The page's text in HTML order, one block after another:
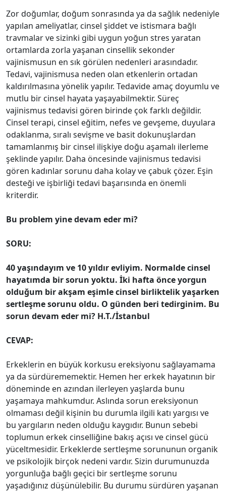
Zor doğumlar, doğum sonrasında ya da sağlık nedeniyle
yapılan ameliyatlar, cinsel şiddet ve istismara bağlı
travmalar ve sizinki gibi uygun yoğun stres yaratan
ortamlarda zorla yaşanan cinsellik sekonder
vajinismusun en sık görülen nedenleri arasındadır.
Tedavi, vajinismusa neden olan etkenlerin ortadan
kaldırılmasına yönelik yapılır. Tedavide amaç doyumlu ve
mutlu bir cinsel hayata yaşayabilmektir. Süreç
vajinismus tedavisi gören birinde çok farklı değildir.
Cinsel terapi, cinsel eğitim, nefes ve gevşeme, duyulara
odaklanma, sıralı sevişme ve basit dokunuşlardan
tamamlanmış bir cinsel ilişkiye doğu aşamalı ilerleme
şeklinde yapılır. Daha öncesinde vajinismus tedavisi
gören kadınlar sorunu daha kolay ve çabuk çözer. Eşin
desteği ve işbirliği tedavi başarısında en önemli
kriterdir.
Bu problem yine devam eder mi?
SORU:
40 yaşındayım ve 10 yıldır evliyim. Normalde cinsel
hayatımda bir sorun yoktu. İki hafta önce yorgun
olduğum bir akşam eşimle cinsel birliktelik yaşarken
sertleşme sorunu oldu. O günden beri tedirginim. Bu
sorun devam eder mi? H.T./İstanbul
CEVAP:
Erkeklerin en büyük korkusu ereksiyonu sağlayamama
ya da sürdürememektir. Hemen her erkek hayatının bir
döneminde en azından ilerleyen yaşlarda bunu
yaşamaya mahkumdur. Aslında sorun ereksiyonun
olmaması değil kişinin bu durumla ilgili katı yargısı ve
bu yargıların neden olduğu kaygıdır. Bunun sebebi
toplumun erkek cinselliğine bakış açısı ve cinsel gücü
yüceltmesidir. Erkeklerde sertleşme sorununun organik
ve psikolojik birçok nedeni vardır. Sizin durumunuzda
yorgunluğa bağlı geçici bir sertleşme sorunu
yaşadığınız düşünülebilir. Bu durumu sürdüren yaşanan